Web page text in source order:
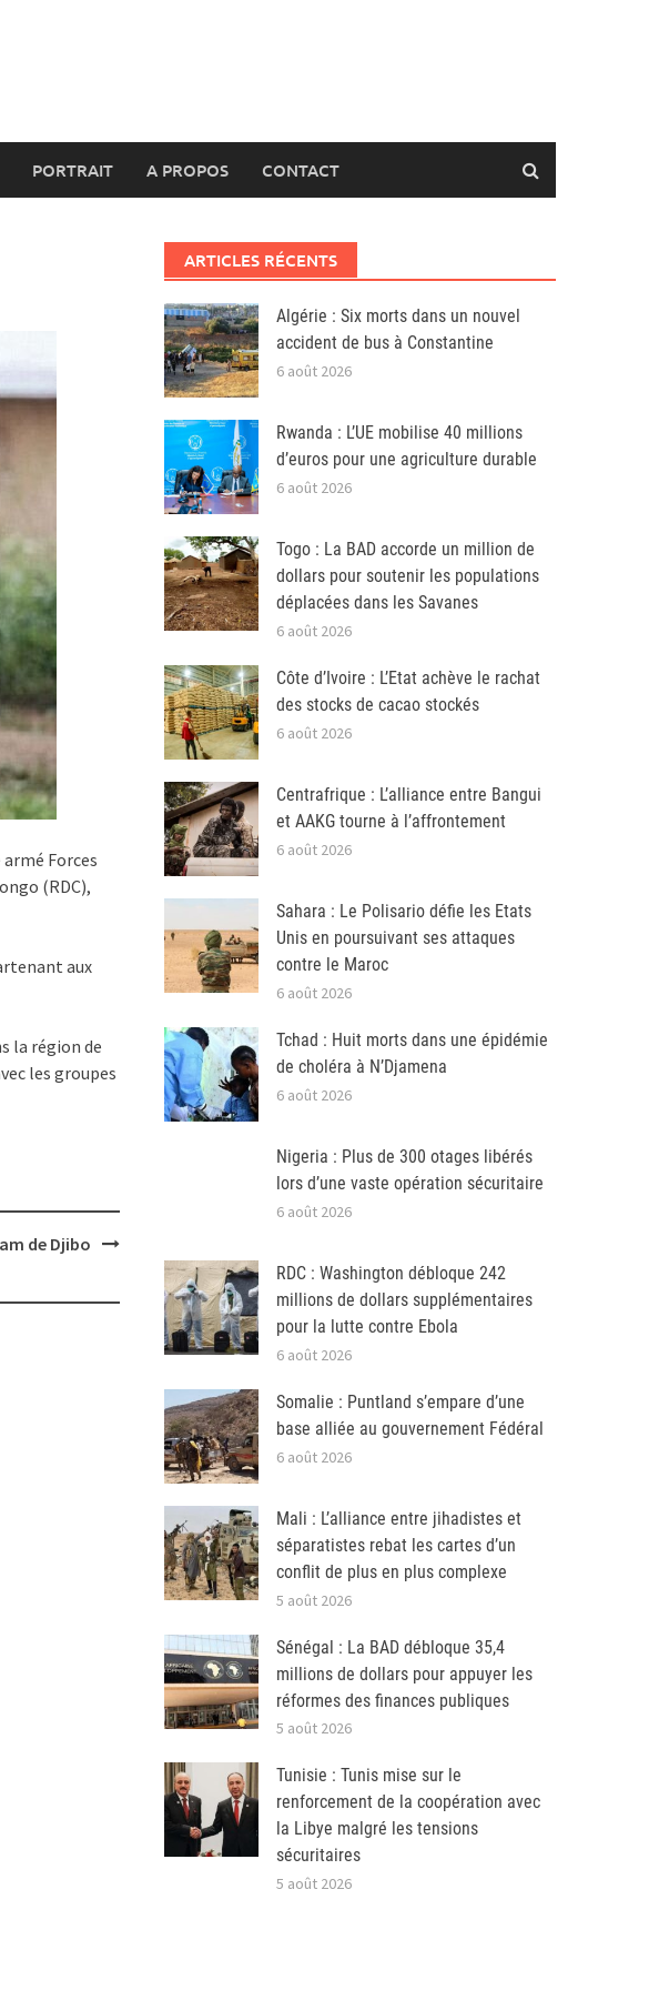
PORTRAIT A PROPOS CONTACT
Forces
(RDC),
aux
la région de
les groupes
de Djibo
ARTICLES RÉCENTS
Algérie : Six morts dans un nouvel
accident de bus à Constantine
6 août 2026
Rwanda : L’UE mobilise 40 millions
d’euros pour une agriculture durable
6 août 2026
Togo : La BAD accorde un million de
dollars pour soutenir les populations
déplacées dans les Savanes
6 août 2026
Côte d’Ivoire : L’Etat achève le rachat
des stocks de cacao stockés
6 août 2026
Centrafrique : L’alliance entre Bangui
et AAKG tourne à l’affrontement
6 août 2026
Sahara : Le Polisario défie les Etats
Unis en poursuivant ses attaques
contre le Maroc
6 août 2026
Tchad : Huit morts dans une épidémie
de choléra à N’Djamena
6 août 2026
Nigeria : Plus de 300 otages libérés
lors d’une vaste opération sécuritaire
6 août 2026
RDC : Washington débloque 242
millions de dollars supplémentaires
pour la lutte contre Ebola
6 août 2026
Somalie : Puntland s’empare d’une
base alliée au gouvernement Fédéral
6 août 2026
Mali : L’alliance entre jihadistes et
séparatistes rebat les cartes d’un
conflit de plus en plus complexe
5 août 2026
Sénégal : La BAD débloque 35,4
millions de dollars pour appuyer les
réformes des finances publiques
5 août 2026
Tunisie : Tunis mise sur le
renforcement de la coopération avec
la Libye malgré les tensions
sécuritaires
5 août 2026